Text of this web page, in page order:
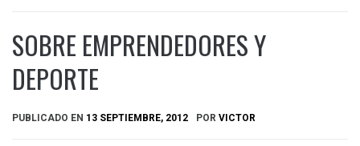
SOBRE EMPRENDEDORES Y
DEPORTE
PUBLICADO EN 13 SEPTIEMBRE, 2012 POR VICTOR